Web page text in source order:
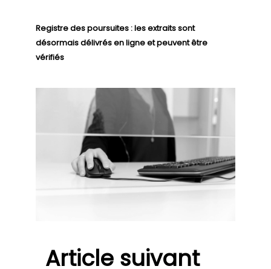
Registre des poursuites : les extraits sont
désormais délivrés en ligne et peuvent être
vérifiés
Article suivant